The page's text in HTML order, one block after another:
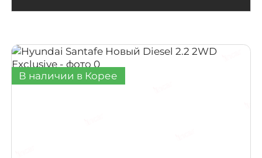
В наличии в Корее